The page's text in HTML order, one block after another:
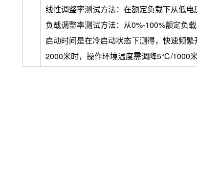
线性调整率测试方法：在额定负载下从低电压到
负载调整率测试方法：从0%-100%额定负载。
启动时间是在冷启动状态下测得，快速频繁开关
2000米时，操作环境温度需调降5℃/1000米